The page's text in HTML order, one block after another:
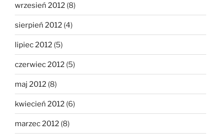
wrzesień 2012 (8)
sierpień 2012 (4)
lipiec 2012 (5)
czerwiec 2012 (5)
maj 2012 (8)
kwiecień 2012 (6)
marzec 2012 (8)